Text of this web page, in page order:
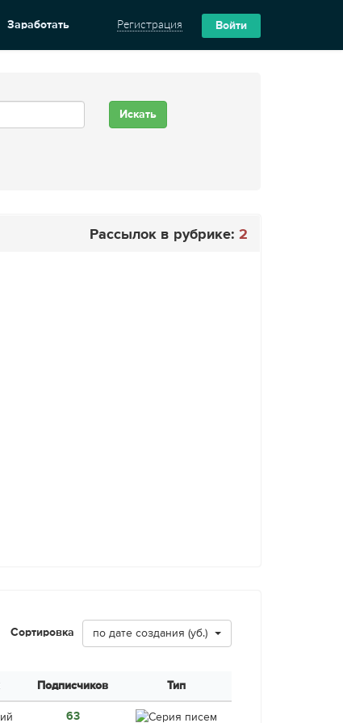
Заработать Регистрация Войти
Рассылок в рубрике: 2
Сортировка по дате создания (уб.)
Подписчиков Тип
63